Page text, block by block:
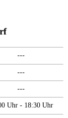
---
---
---
Uhr - 18:30 Uhr